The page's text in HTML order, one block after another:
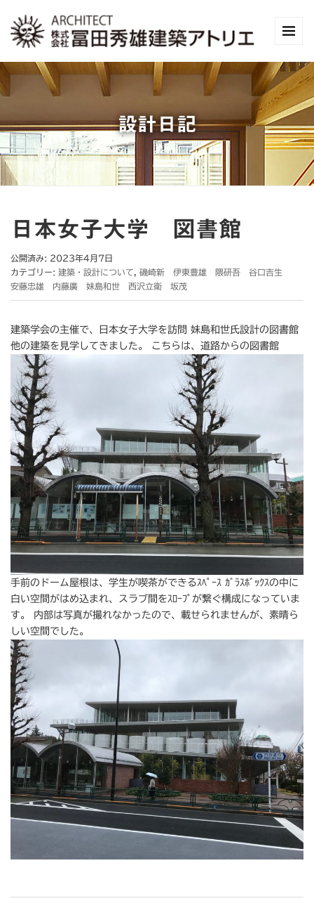
設計日記
日本女子大学 図書館
公開済み: 2023年4月7日
カテゴリー: 建築・設計について
磯崎新 伊東豊雄 隈研吾 谷口吉生
安藤忠雄 内藤廣 妹島和世 西沢立衛 坂茂
建築学会の主催で、日本女子大学を訪問 妹島和世氏設計の図書館
他の建築を見学してきました。 こちらは、道路からの図書館
手前のドーム屋根は、学生が喫茶ができるｽﾍﾟｰｽ ｶﾞﾗｽﾎﾞｯｸｽの中に
白い空間がはめ込まれ、スラブ間をｽﾛｰﾌﾟが繋ぐ構成になっていま
す。 内部は写真が撮れなかったので、載せられませんが、素晴ら
しい空間でした。